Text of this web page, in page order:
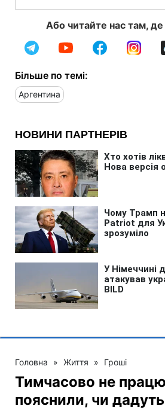
Або читайте нас там,
Більше по темі:
Аргентина
Головна » Життя » Гроші
Тимчасово не
пояснили, чи